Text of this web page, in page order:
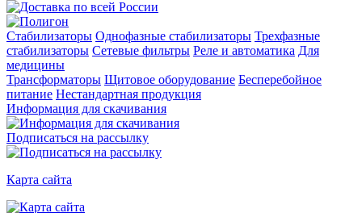
Стабилизаторы Однофазные стабилизаторы Трехфазные
стабилизаторы Сетевые фильтры Реле и автоматика Для
медицины
Трансформаторы Щитовое оборудование Бесперебойное
питание Нестандартная продукция
Информация для скачивания
Подписаться на рассылку
Карта сайта